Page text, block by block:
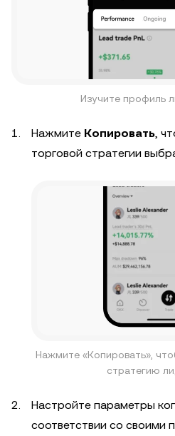
Изучите профиль
Нажмите Копировать,
торговой стратегии
Нажмите «Копировать»,
стратегию
Настройте параметры
соответствии со своими